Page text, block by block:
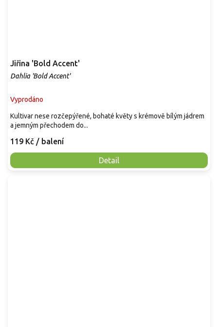
Jiřina 'Bold Accent'
Dahlia 'Bold Accent'
Vyprodáno
119 Kč / balení
Detail
Kultivar nese rozčepýřené, bohaté květy s krémově bílým jádrem
a jemným přechodem do...